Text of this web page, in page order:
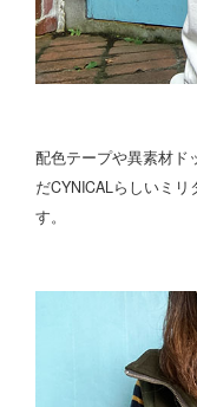
配色テープや異素材ド
だCYNICALらしいミ
す。